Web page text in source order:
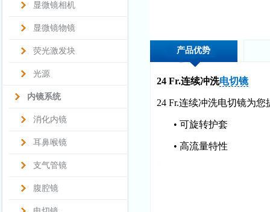
显微镜相机
显微镜物镜
荧光激发块
光源
内镜系统
消化内镜
耳鼻喉镜
支气管镜
腹腔镜
产品优势
24 Fr.连续冲洗电切镜
24 Fr.连续冲洗电切镜为
• 可旋转护套
• 高流量特性